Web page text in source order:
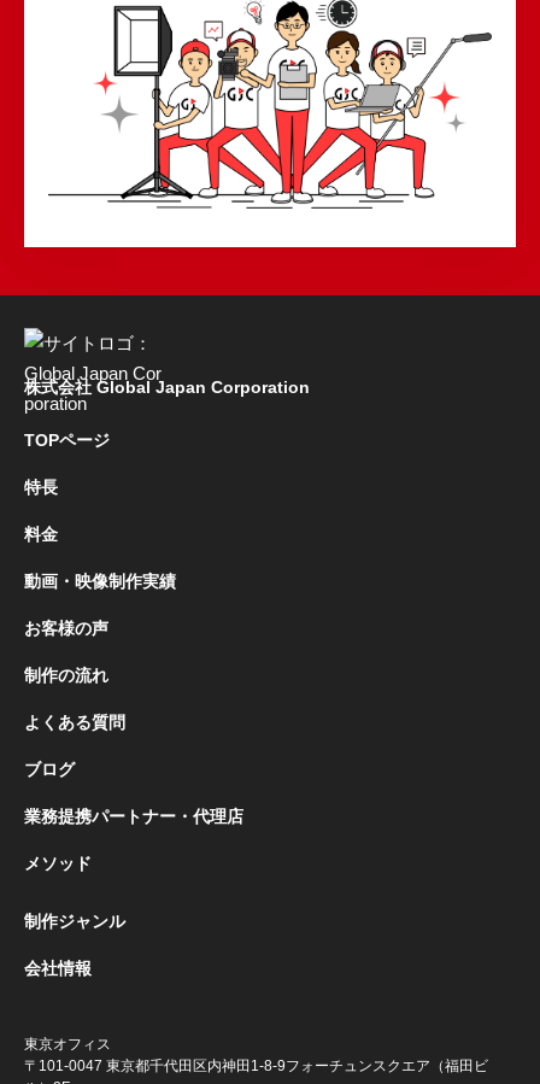
株式会社 Global Japan Corporation
TOPページ
特長
料金
動画・映像制作実績
お客様の声
制作の流れ
よくある質問
ブログ
業務提携パートナー・代理店
メソッド
制作ジャンル
会社情報
東京オフィス
〒101-0047 東京都千代田区内神田1-8-9フォーチュンスクエア（福田ビ